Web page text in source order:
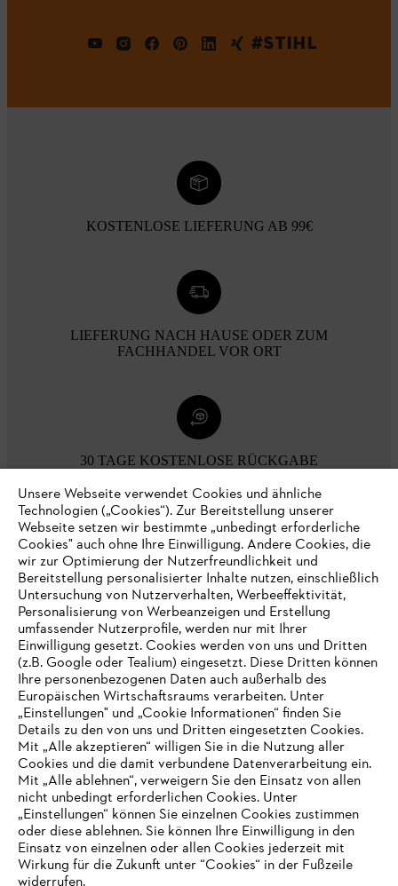
#STIHL
KOSTENLOSE LIEFERUNG AB 99€
LIEFERUNG NACH HAUSE ODER ZUM
FACHHANDEL VOR ORT
30 TAGE KOSTENLOSE RÜCKGABE
Zahlungsmöglichkeiten
Unternehmen
Online Shop
Service
IHR BROWSER WIRD NICHT
UNTERSTÜTZT
Unsere Webseite verwendet Cookies und ähnliche
Technologien („Cookies“). Zur Bereitstellung unserer
Webseite setzen wir bestimmte „unbedingt erforderliche
Cookies" auch ohne Ihre Einwilligung. Andere Cookies, die
wir zur Optimierung der Nutzerfreundlichkeit und
Bereitstellung personalisierter Inhalte nutzen, einschließlich
Untersuchung von Nutzerverhalten, Werbeeffektivität,
Personalisierung von Werbeanzeigen und Erstellung
umfassender Nutzerprofile, werden nur mit Ihrer
Einwilligung gesetzt. Cookies werden von uns und Dritten
(z.B. Google oder Tealium) eingesetzt. Diese Dritten können
Ihre personenbezogenen Daten auch außerhalb des
Europäischen Wirtschaftsraums verarbeiten. Unter
„Einstellungen" und „Cookie Informationen“ finden Sie
Details zu den von uns und Dritten eingesetzten Cookies.
Mit „Alle akzeptieren“ willigen Sie in die Nutzung aller
Cookies und die damit verbundene Datenverarbeitung ein.
Mit „Alle ablehnen“, verweigern Sie den Einsatz von allen
nicht unbedingt erforderlichen Cookies. Unter
„Einstellungen“ können Sie einzelnen Cookies zustimmen
oder diese ablehnen. Sie können Ihre Einwilligung in den
Einsatz von einzelnen oder allen Cookies jederzeit mit
Wirkung für die Zukunft unter “Cookies“ in der Fußzeile